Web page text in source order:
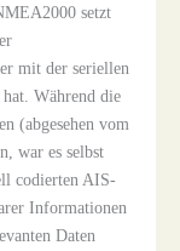
setzt
mit der seriellen
Während die
(abgesehen vom
war es selbst
codierten AIS-
Informationen
Daten